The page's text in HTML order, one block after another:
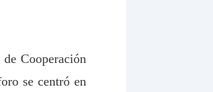
Cooperación
se centró en